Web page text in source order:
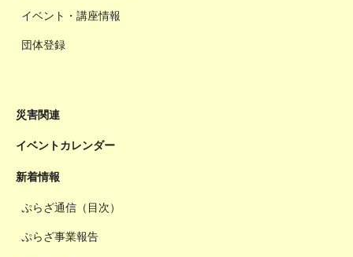
イベント・講座情報
団体登録
災害関連
イベントカレンダー
新着情報
ぷらざ通信（目次）
ぷらざ事業報告